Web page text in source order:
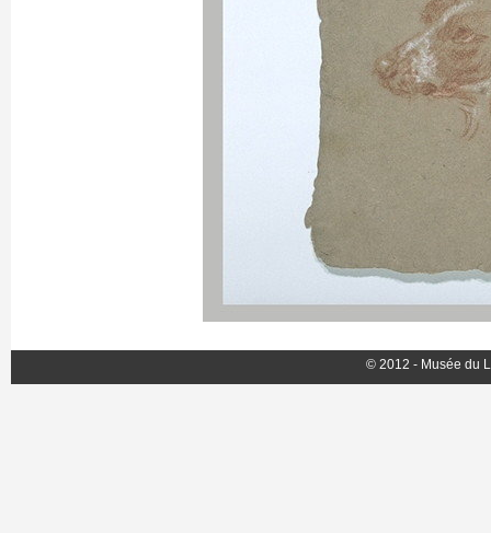
© 2012 - Musée du